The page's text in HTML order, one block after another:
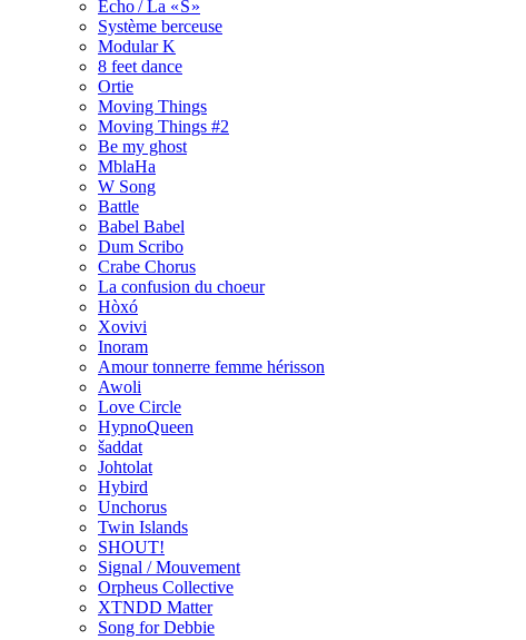
Écho / La « S »
Système berceuse
Modular K
8 feet dance
Ortie
Moving Things
Moving Things #2
Be my ghost
MblaHa
W Song
Battle
Babel Babel
Dum Scribo
Crabe Chorus
La confusion du choeur
Hòxó
Xovivi
Inoram
Amour tonnerre femme hérisson
Awoli
Love Circle
HypnoQueen
šaddat
Johtolat
Hybird
Unchorus
Twin Islands
SHOUT!
Signal / Mouvement
Orpheus Collective
XTNDD Matter
Song for Debbie